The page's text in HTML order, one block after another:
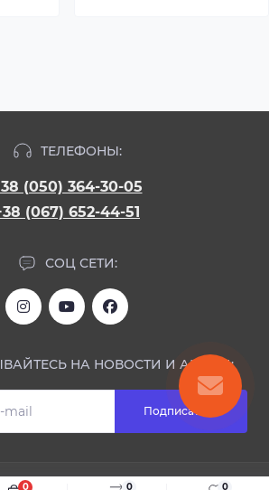
0 0
0
ТЕЛЕФОНЫ:
(050) 364-30-05
(067) 652-44-51
СОЦ СЕТИ:
НА НОВОСТИ И АКЦИИ:
Подписаться